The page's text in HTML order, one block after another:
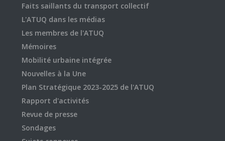
Faits saillants du transport collectif
L'ATUQ dans les médias
Les membres de l'ATUQ
Mémoires
Mobilité urbaine intégrée
Nouvelles à la Une
Plan Stratégique 2023-2025 de l'ATUQ
Rapport d'activités
Revue de presse
Sondages